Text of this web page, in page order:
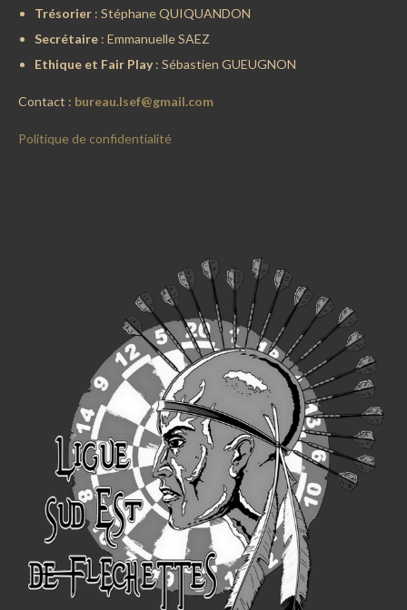
Trésorier : Stéphane QUIQUANDON
Secrétaire: Emmanuelle SAEZ
Ethique et Fair Play: Sébastien GUEUGNON
Contact : bureau.lsef@gmail.com
Politique de confidentialité